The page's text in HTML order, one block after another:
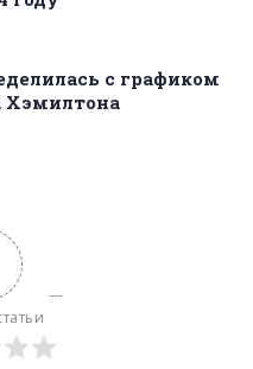
с графиком
Хэмилтона